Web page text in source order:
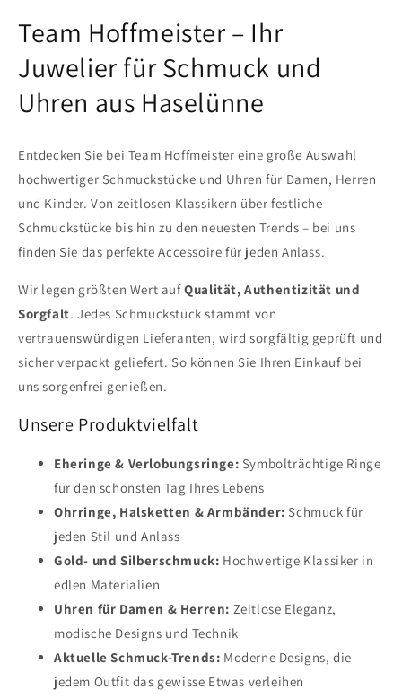
Team Hoffmeister – Ihr
Juwelier für Schmuck und
Uhren aus Haselünne
Entdecken Sie bei Team Hoffmeister eine große Auswahl
hochwertiger Schmuckstücke und Uhren für Damen, Herren
und Kinder. Von zeitlosen Klassikern über festliche
Schmuckstücke bis hin zu den neuesten Trends – bei uns
finden Sie das perfekte Accessoire für jeden Anlass.
Wir legen größten Wert aufQualität, Authentizität und
Sorgfalt. Jedes Schmuckstück stammt von
vertrauenswürdigen Lieferanten, wird sorgfältig geprüft und
sicher verpackt geliefert. So können Sie Ihren Einkauf bei
uns sorgenfrei genießen.
Unsere Produktvielfalt
Eheringe & Verlobungsringe: Symbolträchtige Ringe
für den schönsten Tag Ihres Lebens
Ohrringe, Halsketten & Armbänder: Schmuck für
jeden Stil und Anlass
Gold- und Silberschmuck: Hochwertige Klassiker in
edlen Materialien
Uhren für Damen & Herren: Zeitlose Eleganz,
modische Designs und Technik
Aktuelle Schmuck-Trends: Moderne Designs, die
jedem Outfit das gewisse Etwas verleihen